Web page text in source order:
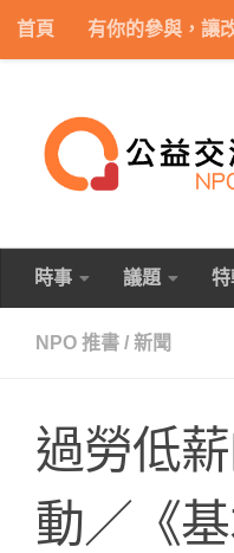
Skip to content
首頁 有你的參與，讓
時事 議題 特
NPO 推書 / 新聞
過勞低
動／《